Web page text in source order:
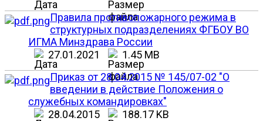
Правила противопожарного режима в
структурных подразделениях ФГБОУ ВО
ИГМА Минздрава России
27.01.2021
1.45 MB
Приказ от 28.04.2015 № 145/07-02 "О
введении в действие Положения о
служебных командировках"
28.04.2015
188.17 KB